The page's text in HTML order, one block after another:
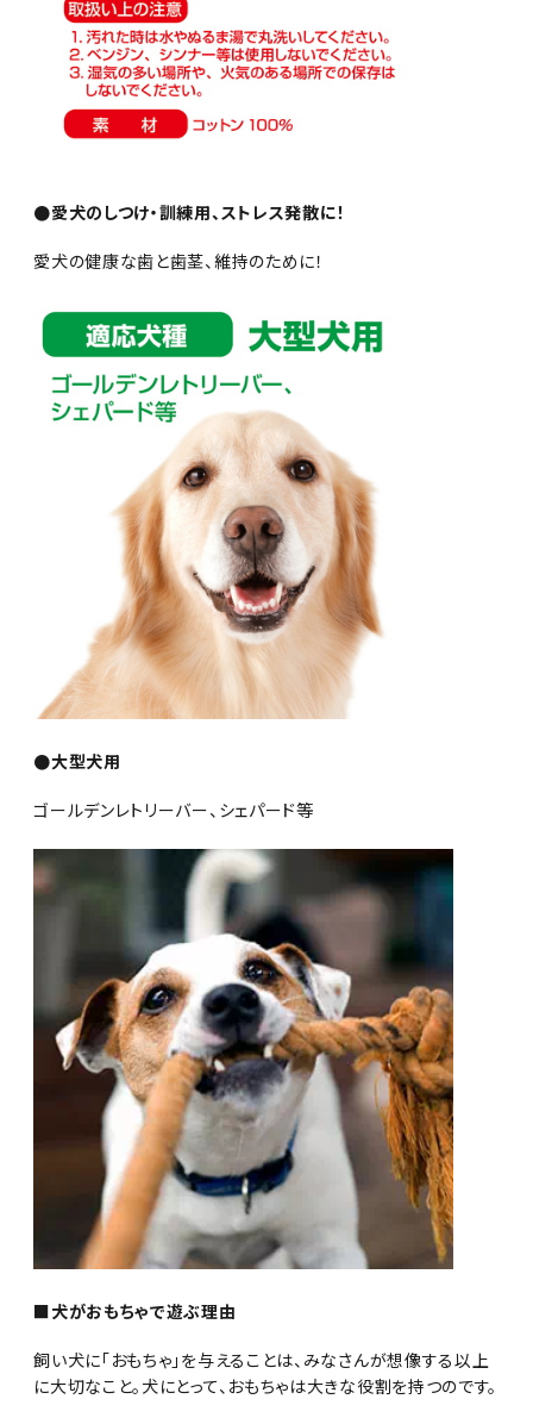
●愛犬のしつけ・訓練用、ストレス発散に！
愛犬の健康な歯と歯茎、維持のために！
●大型犬用
ゴールデンレトリーバー、シェパード等
■犬がおもちゃで遊ぶ理由
飼い犬に「おもちゃ」を与えることは、みなさんが想像する以上
に大切なこと。犬にとって、おもちゃは大きな役割を持つのです。